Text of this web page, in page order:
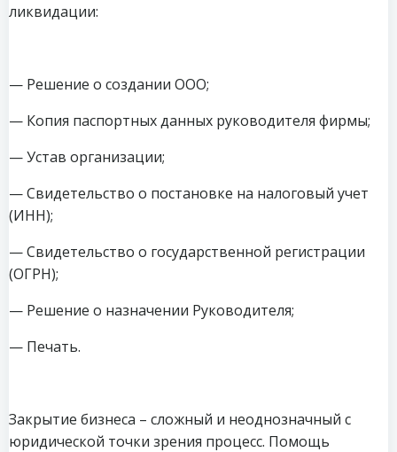
ликвидации:
— Решение о создании ООО;
— Копия паспортных данных руководителя фирмы;
— Устав организации;
— Свидетельство о постановке на налоговый учет
(ИНН);
— Свидетельство о государственной регистрации
(ОГРН);
— Решение о назначении Руководителя;
— Печать.
Закрытие бизнеса – сложный и неоднозначный с
юридической точки зрения процесс. Помощь